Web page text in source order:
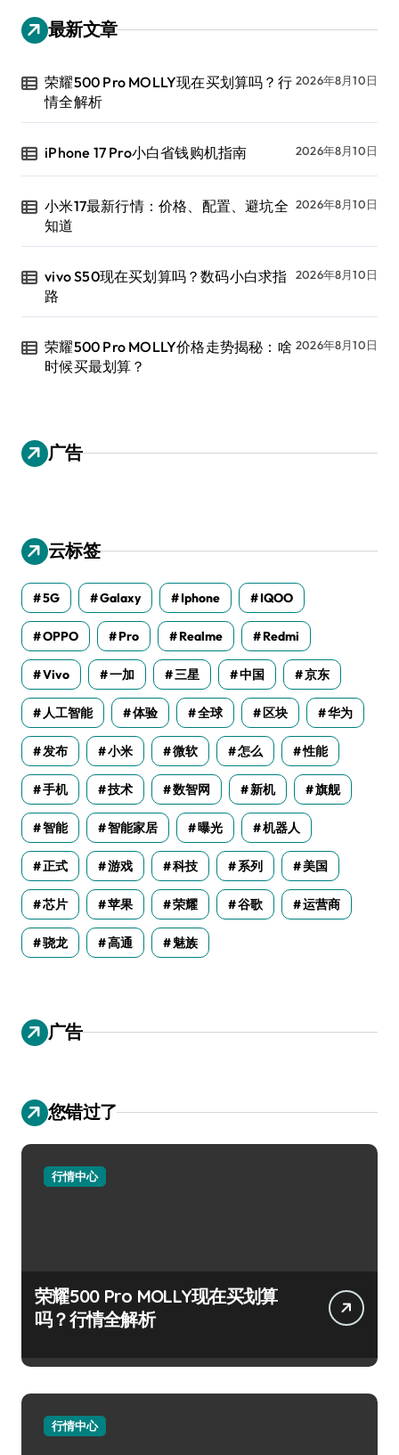
最新文章
荣耀500 Pro MOLLY现在买划算吗？行
情全解析
2026年8月10日
iPhone 17 Pro小白省钱购机指南 2026年8月10日
小米17最新行情：价格、配置、避坑全
知道
2026年8月10日
vivo S50现在买划算吗？数码小白求指
路
2026年8月10日
荣耀500 Pro MOLLY价格走势揭秘：啥
时候买最划算？
2026年8月10日
广告
云标签
5G Galaxy Iphone IQOO
OPPO Pro Realme Redmi
Vivo 一加 三星 中国 京东
人工智能 体验 全球 区块 华为
发布 小米 微软 怎么 性能
手机 技术 数智网 新机 旗舰
智能 智能家居 曝光 机器人
正式 游戏 科技 系列 美国
芯片 苹果 荣耀 谷歌 运营商
骁龙 高通 魅族
广告
您错过了
行情中心
荣耀500 Pro MOLLY现在买划算
吗？行情全解析
行情中心